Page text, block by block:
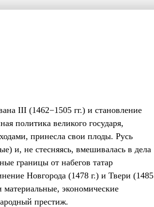
III (1462−1505 гг.) и становление
политика великого государя,
принесла свои плоды. Русь
и, не стесняясь, вмешивалась в дела
границы от набегов татар
Новгорода (1478 г.) и Твери (1485
экономические
престиж.